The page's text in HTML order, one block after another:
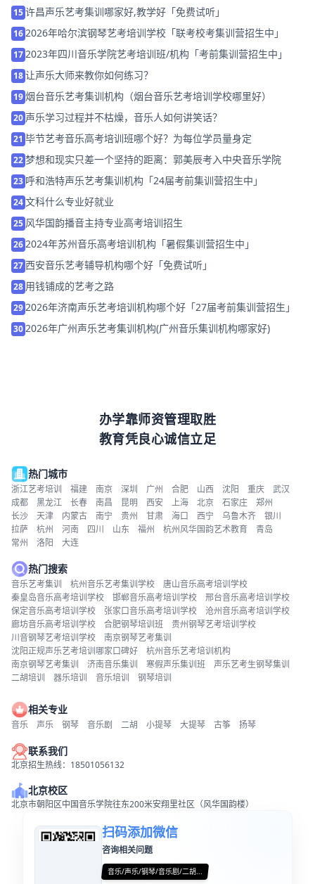
15许昌声乐艺考集训哪家好,教学好「免费试听」
162026年哈尔滨钢琴艺考培训学校「联考校考集训营招生中」
172023年四川音乐学院艺考培训班/机构「考前集训营招生中」
18让声乐大师来教你如何练习？
19烟台音乐艺考集训机构（烟台音乐艺考培训学校哪里好）
20 声乐学习过程并不枯燥，音乐人如何讲笑话？
21 毕节艺考音乐高考培训班哪个好？为每位学员量身定
22梦想和现实只差一个坚持的距离：郭美辰考入中央音乐学院
23 呼和浩特声乐艺考集训机构「24届考前集训营招生中」
24文科什么专业好就业
25 风华国韵播音主持专业高考培训招生
262024年苏州音乐高考培训机构「暑假集训营招生中」
27西安音乐艺考辅导机构哪个好「免费试听」
28 用钱铺成的艺考之路
292026年济南声乐艺考培训机构哪个好「27届考前集训营招生」
302026年广州声乐艺考集训机构(广州音乐集训机构哪家好)
办学靠师资管理取胜
教育凭良心诚信立足
热门城市
浙江艺考培训 福建 南京 深圳 广州 合肥 山西 沈阳 重庆
武汉
成都
黑龙江 长春 南昌 昆明 西安 上海 北京 石家庄
郑州
长沙
天津 内蒙古 南宁 贵州 甘肃 海口 西宁 乌鲁木齐
银川
拉萨
杭州 河南 四川 山东 福州 杭州风华国韵艺术教育
青岛
常州
洛阳 大连
热门搜索
音乐艺考集训 杭州音乐艺考集训学校
唐山音乐高考培训学校
秦皇岛音乐高考培训学校
邯郸音乐高考培训学校
邢台音乐高考培训学校
保定音乐高考培训学校
张家口音乐高考培训学校
沧州音乐高考培训学校
廊坊音乐高考培训学校
合肥钢琴培训班
贵州钢琴艺考培训学校
川音钢琴艺考培训学校
南京钢琴艺考集训
沈阳正规声乐艺考培训哪家口碑好
杭州音乐艺考培训机构
南京钢琴艺考集训
济南音乐集训 寒假声乐集训班
声乐艺考生钢琴集训
二胡培训
器乐培训 音乐培训 钢琴培训
相关专业
音乐 声乐 钢琴 音乐剧 二胡 小提琴 大提琴 古筝 扬琴
联系我们
北京招生热线：18501056132
北京校区
北京市朝阳区中国音乐学院往东200米安翔里社区（风华国韵楼）
扫码添加微信
咨询相关问题
音乐/声乐/钢琴/音乐剧/二胡...